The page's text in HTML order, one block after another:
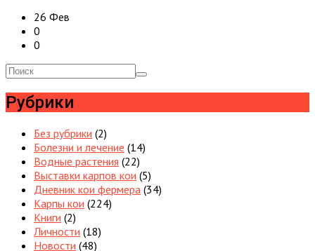
26 Фев
0
0
Рубрики
Без рубрики (2)
Болезни и лечение (14)
Водные растения (22)
Выставки карпов кои (5)
Дневник кои фермера (34)
Карпы кои (224)
Книги (2)
Личности (18)
Новости (48)